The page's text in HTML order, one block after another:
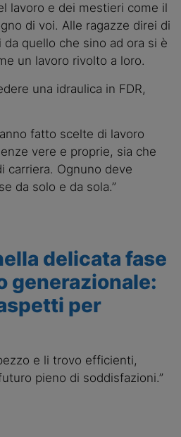
lavoro e dei mestieri come il
di voi. Alle ragazze direi di
quello che sino ad ora si è
un lavoro rivolto a loro.
una idraulica in FDR,
fatto scelte di lavoro
vere e proprie, sia che
carriera. Ognuno deve
da solo e da sola.”
delicata fase
generazionale:
per
e li trovo efficienti,
pieno di soddisfazioni.”